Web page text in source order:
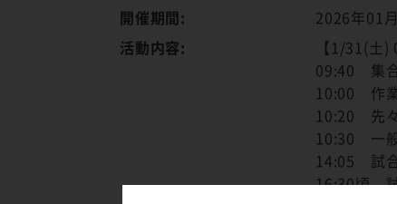
開催期間:
2026年01
活動内容:
【1/31(土
09:40 集
10:00 作
10:20 先
10:30 一
14:05 試
16:30頃 試